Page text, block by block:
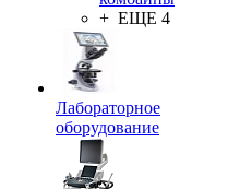
+ ЕЩЕ 4
Лабораторное
оборудование